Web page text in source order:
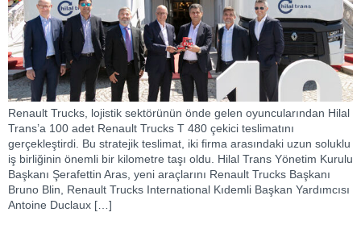
Renault Trucks, lojistik sektörünün önde gelen oyuncularından Hilal
Trans’a 100 adet Renault Trucks T 480 çekici teslimatını
gerçekleştirdi. Bu stratejik teslimat, iki firma arasındaki uzun soluklu
iş birliğinin önemli bir kilometre taşı oldu. Hilal Trans Yönetim Kurulu
Başkanı Şerafettin Aras, yeni araçlarını Renault Trucks Başkanı
Bruno Blin, Renault Trucks International Kıdemli Başkan Yardımcısı
Antoine Duclaux […]